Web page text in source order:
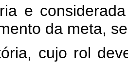
e
da meta,
cujo rol